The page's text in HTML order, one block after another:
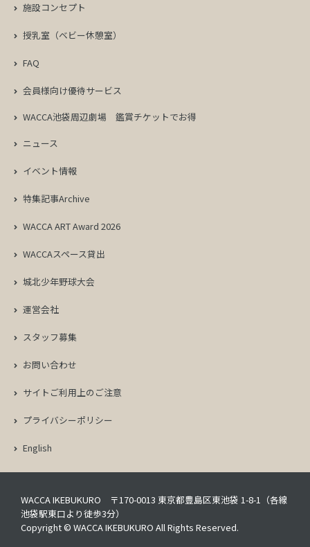
施設コンセプト
授乳室（ベビー休憩室）
FAQ
会員様向け優待サービス
WACCA池袋周辺劇場 鑑賞チケットでお得
ニュース
イベント情報
特集記事Archive
WACCA ART Award 2026
WACCAスペース貸出
城北少年野球大会
運営会社
スタッフ募集
お問い合わせ
サイトご利用上のご注意
プライバシーポリシー
English
WACCA IKEBUKURO 〒170-0013 東京都豊島区東池袋 1-8-1（各線
池袋駅東口より徒歩3分）
Copyright © WACCA IKEBUKURO All Rights Reserved.